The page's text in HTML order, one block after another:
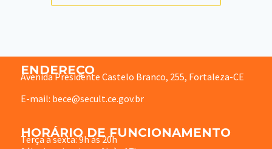
ENDEREÇO
Avenida Presidente Castelo Branco, 255, Fortaleza-CE
E-mail: bece@secult.ce.gov.br
HORÁRIO DE FUNCIONAMENTO
Terça à sexta: 9h às 20h